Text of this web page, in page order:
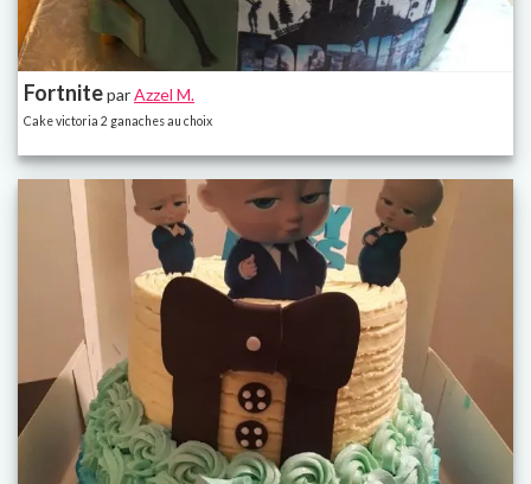
FortniteparAzzel M.
Cake victoria 2 ganaches au choix